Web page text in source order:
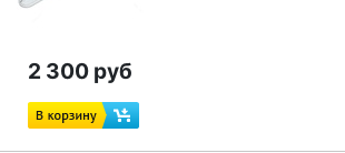
2 300 руб